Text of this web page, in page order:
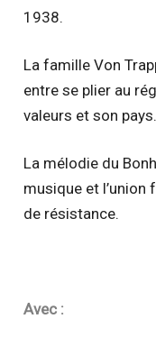
1938.
La famille Von
entre se plier au
valeurs et son pays.
La mélodie du
musique et l’union
de résistance.
Avec :